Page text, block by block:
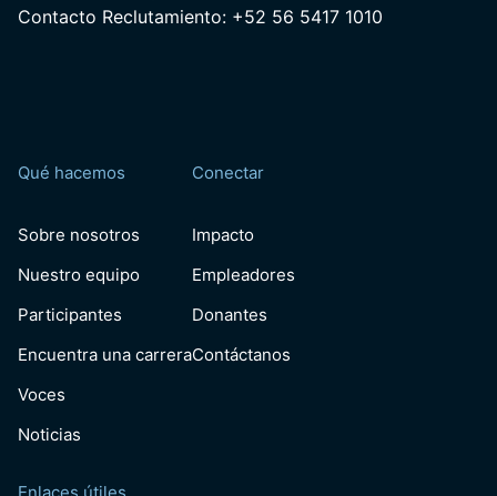
Contacto Reclutamiento: +52 56 5417 1010
Qué hacemos
Sobre nosotros
Nuestro equipo
Participantes
Encuentra una carrera
Voces
Noticias
Conectar
Impacto
Empleadores
Donantes
Contáctanos